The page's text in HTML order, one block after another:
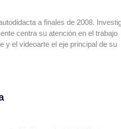
a finales de 2008.
centra su atención en el trabajo
y el videoarte el eje principal de su